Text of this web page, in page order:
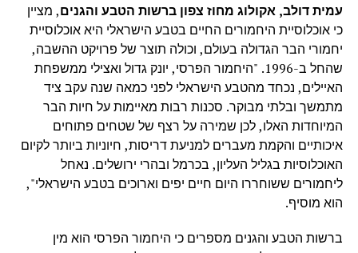
עמית דולב, אקולוג מחוז צפון ברשות הטבע והגנים, מציין
כי אוכלוסיית היחמורים החיים בטבע הישראלי היא אוכלוסיית
יחמורי הבר הגדולה בעולם, וכולה תוצר של פרויקט ההשבה,
שהחל ב-1996. "היחמור הפרסי, יונק גדול ואצילי ממשפחת
האיילים, נכחד מהטבע הישראלי לפני כמאה שנה עקב ציד
מתמשך ובלתי מבוקר. סכנות רבות מאיימות על חיות הבר
המיוחדות האלו, לכן שמירה על רצף של שטחים פתוחים
איכותיים והקמת מעברים למניעת דריסות, חיוניות ביותר לקיום
האוכלוסיות בגליל העליון, בכרמל ובהרי ירושלים. נאחל
ליחמורים ששוחררו היום חיים יפים וארוכים בטבע הישראלי",
הוא מוסיף.
ברשות הטבע והגנים מספרים כי היחמור הפרסי הוא מין